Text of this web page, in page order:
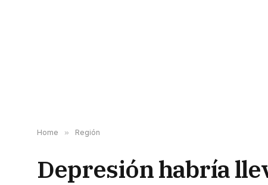
Home » Región
Depresión habría